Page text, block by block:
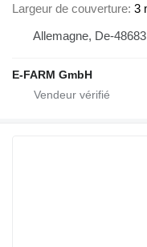
Largeur de couverture 3
Allemagne, De-
E-FARM GmbH